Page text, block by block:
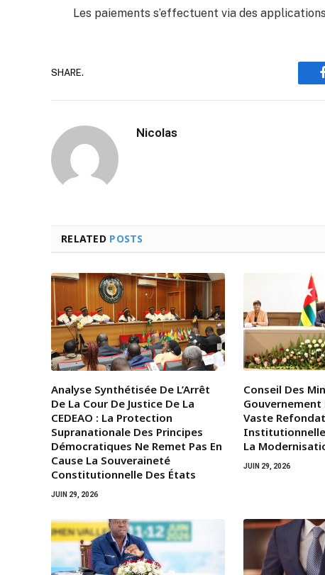
Les paiements s’effectuent via des
SHARE.
Nicolas
RELATED POSTS
Analyse Synthétisée De L’Arrêt
De La Cour De Justice De La
CEDEAO : La Protection
Supranationale Des Principes
Démocratiques Ne Remet Pas En
Cause La Souveraineté
Constitutionnelle Des États
JUIN 29, 2026
Conseil Des
Gouvernement
Vaste
La
JUIN 29, 2026